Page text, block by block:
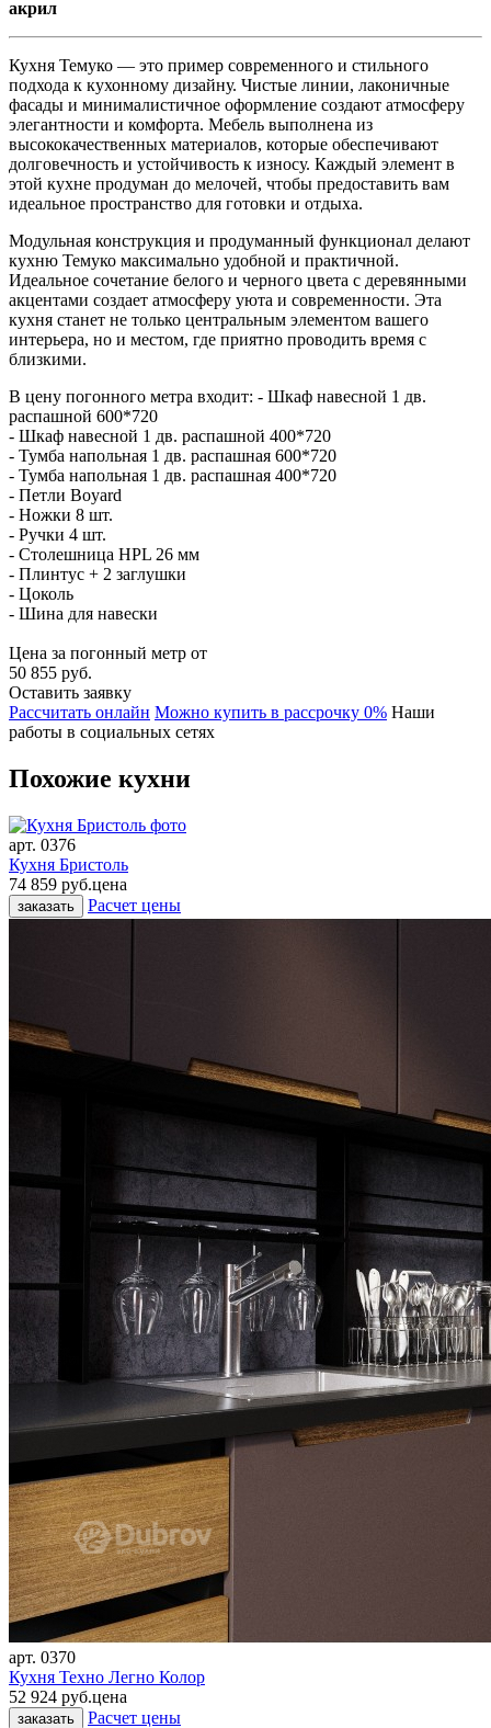
акрил
Кухня Темуко — это пример современного и стильного
подхода к кухонному дизайну. Чистые линии, лаконичные
фасады и минималистичное оформление создают атмосферу
элегантности и комфорта. Мебель выполнена из
высококачественных материалов, которые обеспечивают
долговечность и устойчивость к износу. Каждый элемент в
этой кухне продуман до мелочей, чтобы предоставить вам
идеальное пространство для готовки и отдыха.
Модульная конструкция и продуманный функционал делают
кухню Темуко максимально удобной и практичной.
Идеальное сочетание белого и черного цвета с деревянными
акцентами создает атмосферу уюта и современности. Эта
кухня станет не только центральным элементом вашего
интерьера, но и местом, где приятно проводить время с
близкими.
В цену погонного метра входит: - Шкаф навесной 1 дв.
распашной 600*720
- Шкаф навесной 1 дв. распашной 400*720
- Тумба напольная 1 дв. распашная 600*720
- Тумба напольная 1 дв. распашная 400*720
- Петли Boyard
- Ножки 8 шт.
- Ручки 4 шт.
- Столешница HPL 26 мм
- Плинтус + 2 заглушки
- Цоколь
- Шина для навески
Цена за погонный метр от
50 855 руб.
Оставить заявку
Расcчитать онлайн Можно купить в рассрочку 0% Наши
работы в социальных сетях
Похожие кухни
арт. 0376
Кухня Бристоль
74 859 руб.цена
заказать Расчет цены
арт. 0370
Кухня Техно Легно Колор
52 924 руб.цена
заказать
Расчет цены